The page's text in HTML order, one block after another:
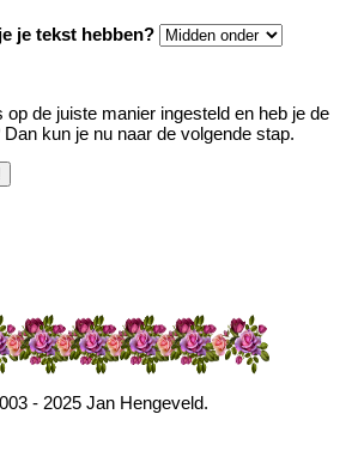
je tekst hebben?
op de juiste manier ingesteld en heb je de
kun je nu naar de volgende stap.
- 2025 Jan Hengeveld.